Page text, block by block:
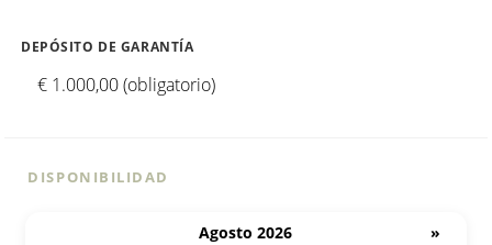
DEPÓSITO DE GARANTÍA
€ 1.000,00 (obligatorio)
DISPONIBILIDAD
Agosto 2026
»